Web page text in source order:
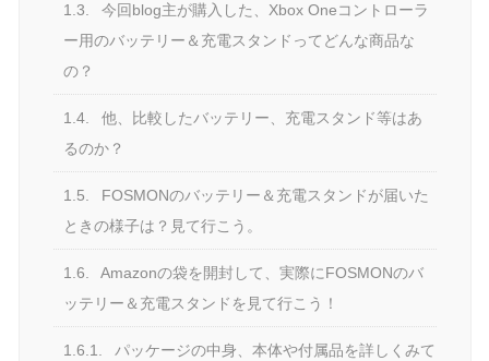
1.3.
今回blog主が購入した、Xbox Oneコントローラ
ー用のバッテリー＆充電スタンドってどんな商品な
の？
1.4.
他、比較したバッテリー、充電スタンド等はあ
るのか？
1.5.
FOSMONのバッテリー＆充電スタンドが届いた
ときの様子は？見て行こう。
1.6.
Amazonの袋を開封して、実際にFOSMONのバ
ッテリー＆充電スタンドを見て行こう！
1.6.1.
パッケージの中身、本体や付属品を詳しくみて